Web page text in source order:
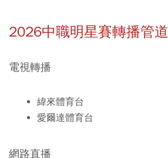
2026中職明星賽轉播管道
電視轉播
緯來體育台
愛爾達體育台
網路直播